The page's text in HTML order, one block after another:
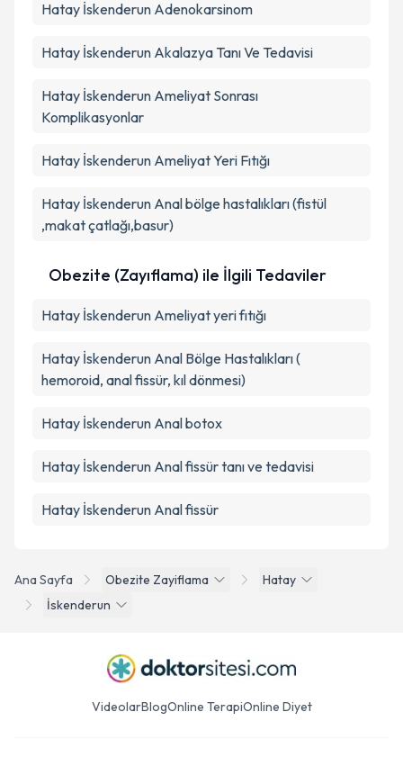
Ana Sayfa Obezite Zayiflama
Hatay
İskenderun
Hatay İskenderun Adenokarsinom
Hatay İskenderun Akalazya Tanı Ve Tedavisi
Hatay İskenderun Ameliyat Sonrası
Komplikasyonlar
Hatay İskenderun Ameliyat Yeri Fıtığı
Hatay İskenderun Anal bölge hastalıkları (fistül
,makat çatlağı,basur)
Obezite (Zayıflama) ile İlgili Tedaviler
Hatay İskenderun Ameliyat yeri fıtığı
Hatay İskenderun Anal Bölge Hastalıkları (
hemoroid, anal fissür, kıl dönmesi)
Hatay İskenderun Anal botox
Hatay İskenderun Anal fissür tanı ve tedavisi
Hatay İskenderun Anal fissür
VideolarBlogOnline TerapiOnline Diyet